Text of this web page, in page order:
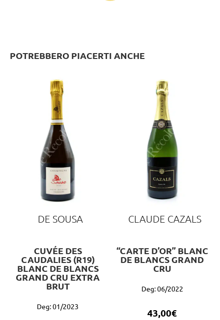
POTREBBERO PIACERTI ANCHE
DE SOUSA
CUVÉE DES
CAUDALIES (R19)
BLANC DE BLANCS
GRAND CRU EXTRA
BRUT
Deg: 01/2023
CLAUDE CAZALS
“CARTE D’OR” BLANC
DE BLANCS GRAND
CRU
Deg: 06/2022
43,00€